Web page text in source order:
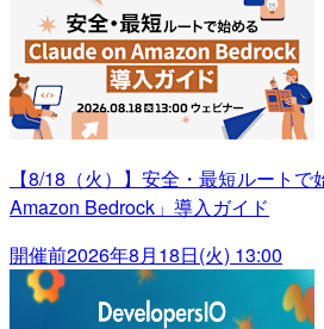
【8/18（火）】安全・最短ルート
Amazon Bedrock」導入ガイド
開催前2026年8月18日(火) 13:00